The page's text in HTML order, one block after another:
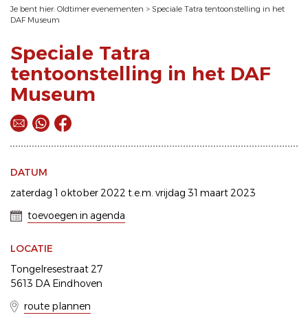
Je bent hier: Oldtimer evenementen > Speciale Tatra tentoonstelling in het
DAF Museum
Speciale Tatra
tentoonstelling in het DAF
Museum
DATUM
zaterdag 1 oktober 2022 t.e.m. vrijdag 31 maart 2023
toevoegen in agenda
LOCATIE
Tongelresestraat 27
5613 DA Eindhoven
route plannen